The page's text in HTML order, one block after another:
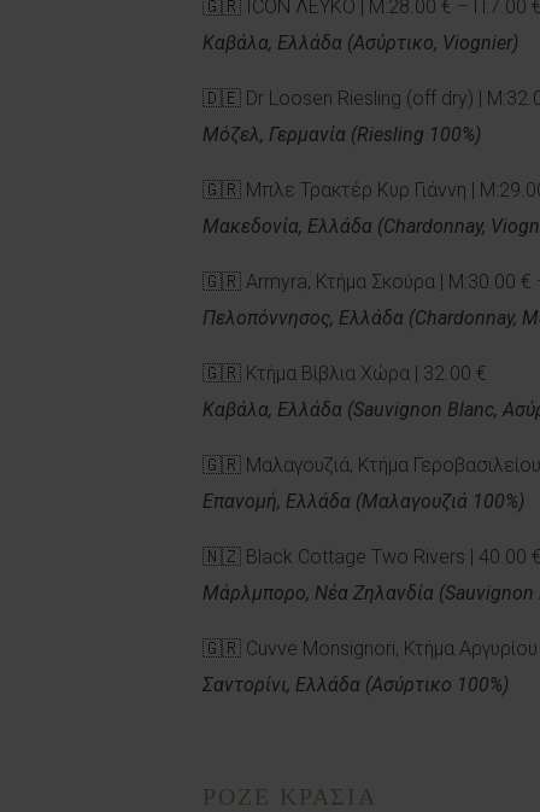
🇬🇷 ICON ΛΕΥΚΟ | Μ:28.00 € – Π:7.00 €
Καβάλα, Ελλάδα (Ασύρτικο, Viognier)
🇩🇪 Dr Loosen Riesling (off dry) |
Μόζελ, Γερμανία (Riesling 100%)
🇬🇷 Μπλε Τρακτέρ Κυρ Γιάννη |
Μακεδονία, Ελλάδα (Chardonnay,
🇬🇷 Armyra, Κτήμα Σκούρα | Μ:30.00 €
Πελοπόννησος, Ελλάδα (Chardonnay,
🇬🇷 Κτήμα Βίβλια Χώρα | 32.00 €
Καβάλα, Ελλάδα (Sauvignon Blanc,
🇬🇷 Μαλαγουζιά, Κτήμα
Επανομή, Ελλάδα (Μαλαγουζιά 100%)
🇳🇿 Black Cottage Two Rivers | 40.00 €
Μάρλμπορο, Νέα Ζηλανδία (Sauvignon
🇬🇷 Cuvve Monsignori, Κτήμα Αργυρίου
Σαντορίνι, Ελλάδα (Ασύρτικο 100%)
ΡΟΖΕ ΚΡΑΣΙΑ